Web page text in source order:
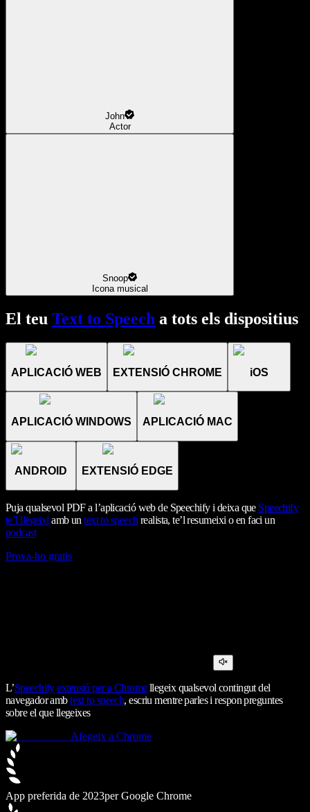
John
Actor
Snoop
Icona musical
El teu Text to Speech a tots els dispositius
APLICACIÓ WEB EXTENSIÓ CHROME iOS
APLICACIÓ WINDOWS APLICACIÓ MAC
ANDROID EXTENSIÓ EDGE
Puja qualsevol PDF a l’aplicació web de Speechify i deixa que Speechify
te’l llegeixi amb untext to speech realista, te’l resumeixi o en faci un
podcast
Prova-ho gratis
L’Speechify extensió per a Chromellegeix qualsevol contingut del
navegador ambtext to speech, escriu mentre parles i respon preguntes
sobre el que llegeixes
Afegeix a Chrome
App preferida de 2023per Google Chrome